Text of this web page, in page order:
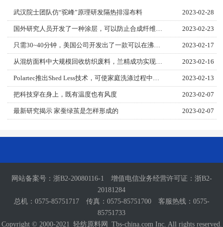
武汉院士团队仿“驼峰”原理研发隔热排湿布料 2023-02-28
国外研究人员开发了一种涂层，可以防止合成纤维在洗涤过程中脱落有害的微纤维 2023-02-23
只需30~40分钟，美国公司开发出了一款可以在沸水中溶解的鞋子 2023-02-17
从混纺面料中大规模回收纺织废料，兰精成功实现了循环时装系列发展的里程碑！ 2023-02-16
Polartec推出Shed Less技术，可使家庭洗涤过程中微纤维脱落平均减少85%！ 2023-02-13
把科技穿在身上，既有温度也有风度 2023-02-07
最新研究揭示 家蚕绿茧是怎样形成的 2023-02-07
网站备案号： 浙B2-20080116-1 增值电信业务经营许可证： 浙B2-
20181284
总机：0575-85751717 传真：0575-85751700 客服热线：0575-
85751733
Copyright © 2000-2021 轻纺原料网 Tbs-china.com Inc. All rights reserved.